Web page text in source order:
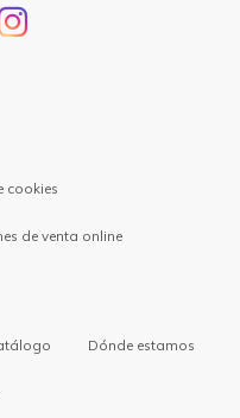
cookies
de venta online
Dónde estamos